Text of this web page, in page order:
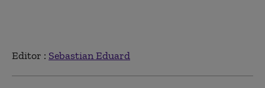
Editor : Sebastian Eduard